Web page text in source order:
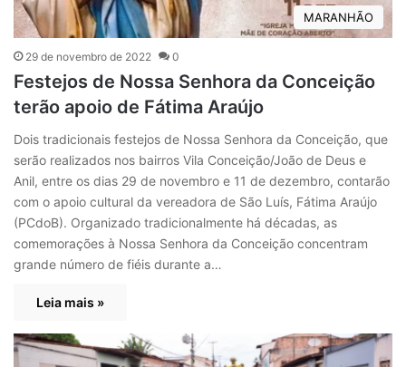
MARANHÃO
29 de novembro de 2022 0
Festejos de Nossa Senhora da Conceição
terão apoio de Fátima Araújo
Dois tradicionais festejos de Nossa Senhora da Conceição, que
serão realizados nos bairros Vila Conceição/João de Deus e
Anil, entre os dias 29 de novembro e 11 de dezembro, contarão
com o apoio cultural da vereadora de São Luís, Fátima Araújo
(PCdoB). Organizado tradicionalmente há décadas, as
comemorações à Nossa Senhora da Conceição concentram
grande número de fiéis durante a…
Leia mais »